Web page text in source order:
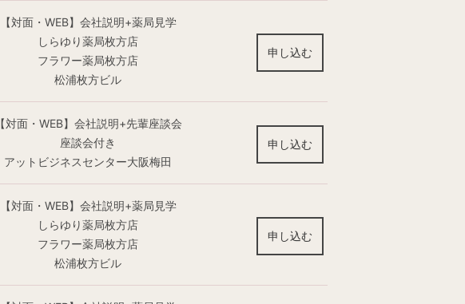
【対面・WEB】会社説明+薬局見学
しらゆり薬局枚方店
フラワー薬局枚方店
松浦枚方ビル
申し込む
【対面・WEB】会社説明+先輩座談会
座談会付き
アットビジネスセンター大阪梅田
申し込む
【対面・WEB】会社説明+薬局見学
しらゆり薬局枚方店
フラワー薬局枚方店
松浦枚方ビル
申し込む